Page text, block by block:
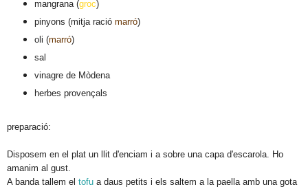
mangrana (groc)
pinyons (mitja ració marró)
oli (marró)
sal
vinagre de Mòdena
herbes provençals
preparació:
Disposem en el plat un llit d'enciam i a sobre una capa d'escarola. Ho
amanim al gust.
A banda tallem el tofu a daus petits i els saltem a la paella amb una gota